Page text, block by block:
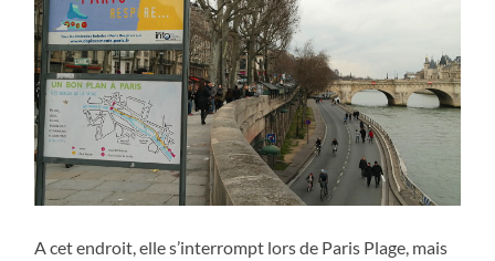
A cet endroit, elle s’interrompt lors de Paris Plage, mais